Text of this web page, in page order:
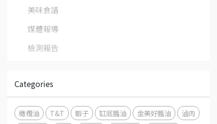
美味食譜
媒體報導
檢測報告
Categories
橄欖油 T&T 蝦子 缸底醬油 金美好醬油
滷肉